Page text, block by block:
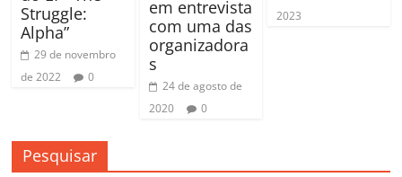
Struggle:
Alpha”
29 de novembro
de 2022
0
em entrevista
com uma das
organizadora
s
24 de agosto de
2020
0
2023
Pesquisar